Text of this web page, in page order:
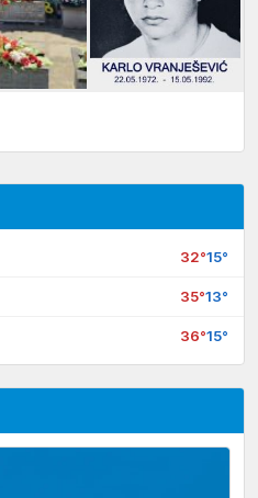
32°15°
35°13°
36°15°